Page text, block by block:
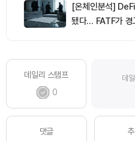
[온체인분석]
됐다… FATF가 경
데일리 스탬프
0
데
댓글